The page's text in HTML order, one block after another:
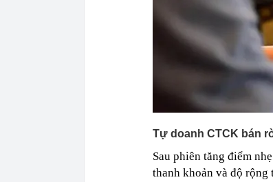
Bắt
nữ
Tự doanh CTCK bán
Sau phiên tăng điểm
thanh khoản và độ rộng